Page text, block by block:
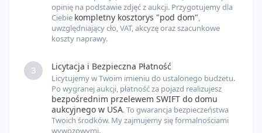
opinię na podstawie zdjęć z aukcji. Przygotujemy dla
Ciebie kompletny kosztorys "pod dom",
uwzględniający cło, VAT, akcyzę oraz szacunkowe
koszty naprawy.
3 Licytacja i Bezpieczna Płatność
Licytujemy w Twoim imieniu do ustalonego budżetu.
Po wygranej aukcji, płatność za pojazd realizujesz
bezpośrednim przelewem SWIFT do domu
aukcyjnego w USA. To gwarancja bezpieczeństwa
Twoich środków. My zajmujemy się formalnościami
wywozowymi.